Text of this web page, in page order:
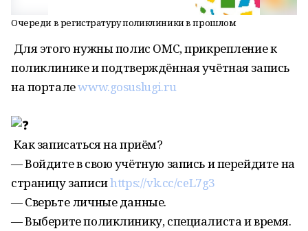
Очереди в регистратуру поликлиники в прошлом
Для этого нужны полис ОМС, прикрепление к
поликлинике и подтверждённая учётная запись
на порталеwww.gosuslugi.ru
Как записаться на приём?
— Войдите в свою учётную запись и перейдите на
страницу записиhttps://vk.cc/ceL7g3
— Сверьте личные данные.
— Выберите поликлинику, специалиста и время.